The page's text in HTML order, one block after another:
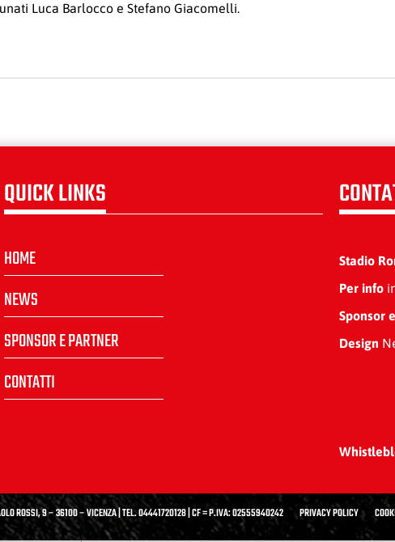
Luca Barlocco e Stefano Giacomelli.
QUICK LINKS
HOME
NEWS
SPONSOR E PARTNER
CONTATTI
Stadio
Per info
Sponsor
Design
ROSSI, 9 – 36100 – VICENZA | TEL. 04441720128 | CF = P.IVA: 02555940242 PRIVACY POLICY